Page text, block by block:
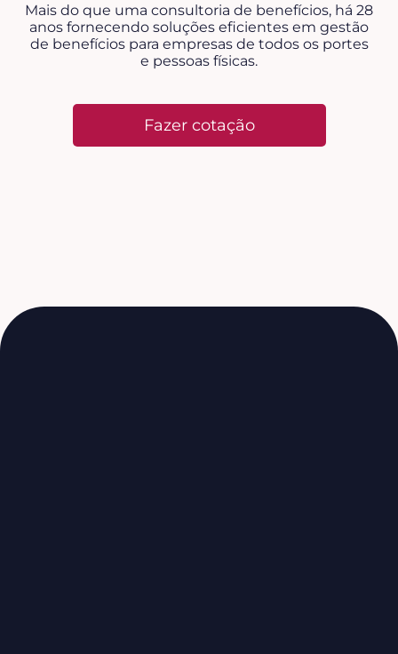
Mais do que uma consultoria de benefícios, há 28
anos fornecendo soluções eficientes em gestão
de benefícios para empresas de todos os portes
e pessoas físicas.
Fazer cotação